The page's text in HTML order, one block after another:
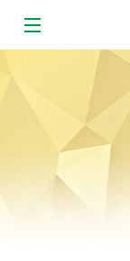
業務發展
MDRT